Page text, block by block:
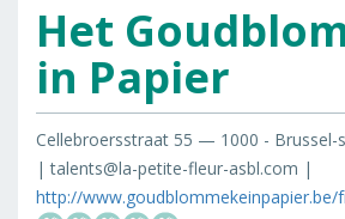
Het
in Papier
Cellebroersstraat 55 — 1000 - Brussel-
| talents@la-petite-fleur-asbl.com |
http://www.goudblommekeinpapier.be/
Alle
categorieën